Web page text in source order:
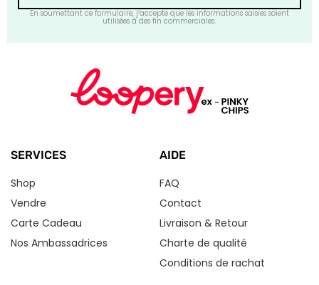
En soumettant ce formulaire, j’accepte que les informations saisies soient
utilisées à des fin commerciales.
SERVICES
Shop
Vendre
Carte Cadeau
Nos Ambassadrices
AIDE
FAQ
Contact
Livraison & Retour
Charte de qualité
Conditions de rachat